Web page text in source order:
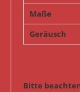
Maße
Geräusch
Bitte